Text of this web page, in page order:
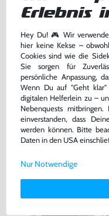
Star Wars: The Force
UK Version, mit OVP,
nur 7,99 €
Warenkorb
Erlebnis
Hey Du! 🎮 Wir
hier keine Kekse –
Cookies sind wie die
Sie sorgen für
persönliche Anpassung,
Wenn Du auf "Geht
digitalen Helferlein zu –
Nebenquests
einverstanden, dass
werden können. Bitte
Daten in den USA
Weitere Informationen zu
Deinen Rechten als
Nur Notwendige